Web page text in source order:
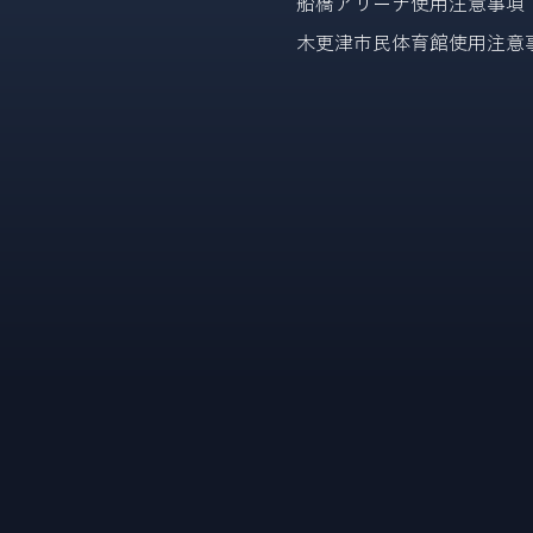
木更津市民体育館使用注意